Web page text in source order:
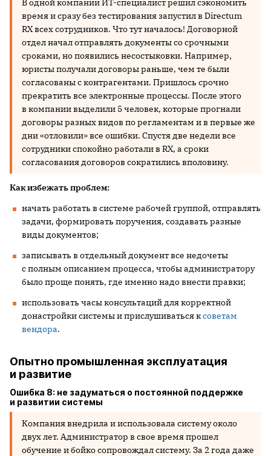
В одной компании ИТ-специалист решил сэкономить
время и сразу без тестирования запустил в Directum
RX всех сотрудников. Что тут началось! Договорной
отдел начал отправлять документы со срочными
сроками, но появились несостыковки. Например,
юристы получали договоры раньше, чем те были
согласованы с контрагентами. Пришлось срочно
прекратить все электронные процессы. После этого
в компании выделили 5 человек, которые прогнали
договоры разных видов по регламентам и в первые же
дни «отловили» все ошибки. Спустя две недели все
сотрудники спокойно работали в RX, а сроки
согласования договоров сократились вполовину.
Как избежать проблем:
начать работать в системе рабочей группой, отправлять
задачи, формировать поручения, создавать разные
виды документов;
записывать в отдельный документ все недочеты
с полным описанием процесса, чтобы администратору
было проще понять, где именно надо внести правки;
использовать часы консультаций для корректной
донастройки системы и прислушиваться ксоветам
вендора.
Опытно промышленная эксплуатация
и развитие
Ошибка 8: не задуматься о постоянной поддержке
и развитии системы
Компания внедрила и использовала систему около
двух лет. Администратор в свое время прошел
обучение и бойко сопровождал систему. За 2 года даже